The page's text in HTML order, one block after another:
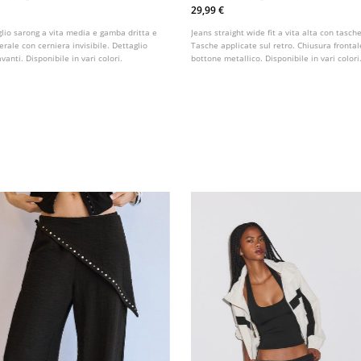
sarong a vita media e gamba dritta e
con cerniera invisibile. Dettaglio
Disponibile in vari colori.
29,99 €
Jeans straight wide fit a vita alta con
Tasche applicate sul retro. Chiusura
bottone metallico. Disponibile in vari